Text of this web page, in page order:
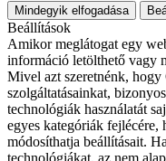
Mindegyik elfogadása
Beállítások
Amikor meglátogat egy
információ letölthető vagy
Mivel azt szeretnénk, hogy
szolgáltatásainkat,
technológiák használatát
egyes kategóriák fejlécére,
módosíthatja beállításait.
technológiákat, az nem